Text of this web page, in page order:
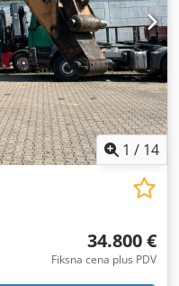
1 / 14
34.800 €
Fiksna cena plus PDV